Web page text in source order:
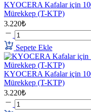
KYOCERA Kafalar için
Mürekkep (T-KTP)
3.220₺
Sepete Ekle
KYOCERA Kafalar için
Mürekkep (T-KTP)
3.220₺